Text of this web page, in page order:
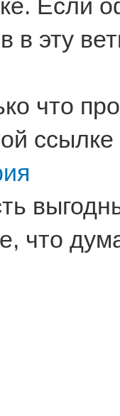
Если
в эту
что
ссылке
что